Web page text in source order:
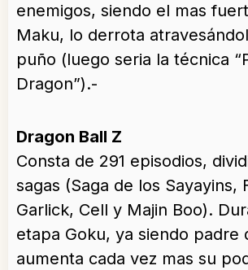
enemigos, siendo el mas
Maku, lo derrota
puño (luego seria la técnica
Dragon”).-
Dragon Ball Z
Consta de 291 episodios,
sagas (Saga de los Sayayins,
Garlick, Cell y Majin Boo).
etapa Goku, ya siendo padre
aumenta cada vez mas su